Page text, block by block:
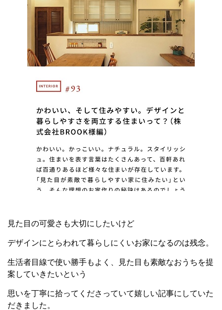
見た目の可愛さも大切にしたいけど
デザインにとらわれて暮らしにくいお家になるのは残念。
生活者目線で使い勝手もよく、見た目も素敵なおうちを提
案していきたいという
思いを丁寧に拾ってくださっていて嬉しい記事にしていた
だきました。